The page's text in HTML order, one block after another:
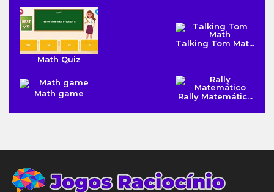
Math Quiz
Talking Tom Mat...
Math game Rally Matemátic...